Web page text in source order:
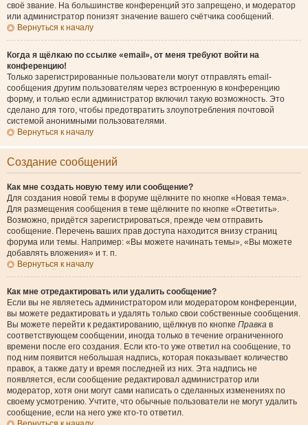
своё звание. На большинстве конференций это запрещено, и модератор
или администратор понизят значение вашего счётчика сообщений.
Вернуться к началу
Когда я щёлкаю по ссылке «email», от меня требуют войти на
конференцию!
Только зарегистрированные пользователи могут отправлять email-
сообщения другим пользователям через встроенную в конференцию
форму, и только если администратор включил такую возможность. Это
сделано для того, чтобы предотвратить злоупотребления почтовой
системой анонимными пользователями.
Вернуться к началу
Создание сообщений
Как мне создать новую тему или сообщение?
Для создания новой темы в форуме щёлкните по кнопке «Новая тема».
Для размещения сообщения в теме щёлкните по кнопке «Ответить».
Возможно, придётся зарегистрироваться, прежде чем отправить
сообщение. Перечень ваших прав доступа находится внизу страниц
форума или темы. Например: «Вы можете начинать темы», «Вы можете
добавлять вложения» и т. п.
Вернуться к началу
Как мне отредактировать или удалить сообщение?
Если вы не являетесь администратором или модератором конференции,
вы можете редактировать и удалять только свои собственные сообщения.
Вы можете перейти к редактированию, щёлкнув по кнопке Правка в
соответствующем сообщении, иногда только в течение ограниченного
времени после его создания. Если кто-то уже ответил на сообщение, то
под ним появится небольшая надпись, которая показывает количество
правок, а также дату и время последней из них. Эта надпись не
появляется, если сообщение редактировал администратор или
модератор, хотя они могут сами написать о сделанных изменениях по
своему усмотрению. Учтите, что обычные пользователи не могут удалить
сообщение, если на него уже кто-то ответил.